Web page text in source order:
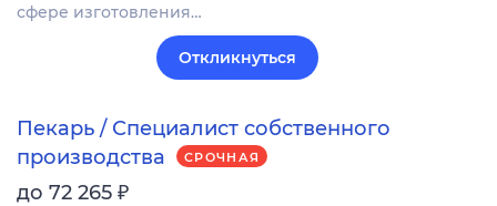
сфере изготовления…
Откликнуться
Пекарь / Специалист собственного
производства
СРОЧНАЯ
до 72 265 ₽